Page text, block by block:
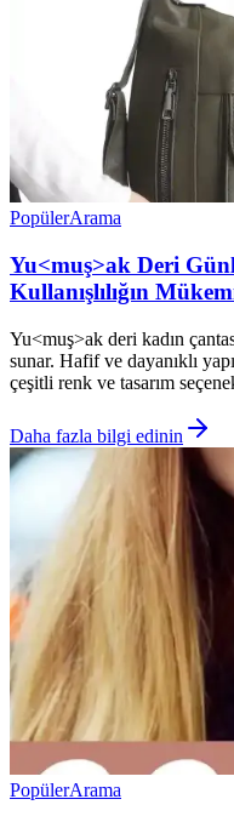
PopülerArama
Yu<muş>ak Deri
Kullanışlılığın
Yu<muş>ak deri kadın
sunar. Hafif ve dayanıklı
çeşitli renk ve tasarım
Daha fazla bilgi edinin
PopülerArama